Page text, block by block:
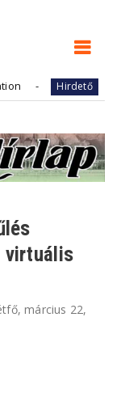
Hirdető FutureArt
virtuális
március 22,